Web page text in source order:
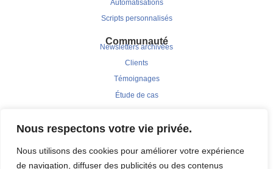
Nous respectons votre vie privée.
Nous utilisons des cookies pour améliorer votre expérience
de navigation, diffuser des publicités ou des contenus
Automatisations
Scripts personnalisés
Communauté
Newsletters archivées
Clients
Témoignages
Étude de cas